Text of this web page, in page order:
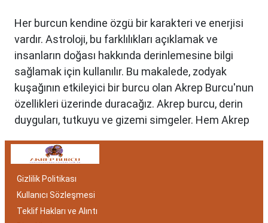
Her burcun kendine özgü bir karakteri ve enerjisi
vardır. Astroloji, bu farklılıkları açıklamak ve
insanların doğası hakkında derinlemesine bilgi
sağlamak için kullanılır. Bu makalede, zodyak
kuşağının etkileyici bir burcu olan Akrep Burcu'nun
özellikleri üzerinde duracağız. Akrep burcu, derin
duyguları, tutkuyu ve gizemi simgeler. Hem Akrep
bakımından benzersizdir. Ayrıca, hangi aylar
belirlemede etkilidir.
Akrep Burcu Özellikleri:
Gizlilik Politikası
Kullanıcı Sözleşmesi
Teklif Hakları ve Alıntı